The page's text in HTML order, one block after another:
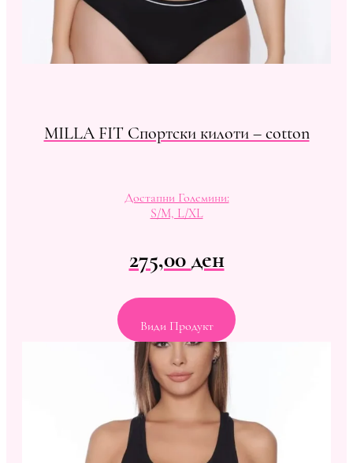
MILLA FIT Спортски килоти – cotton
Достапни Големини:
S/M, L/XL
275,00ден
Види Продукт